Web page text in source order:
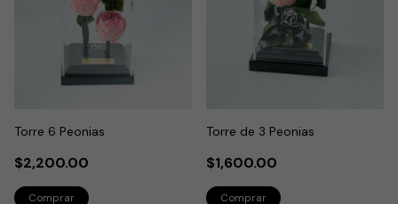
Torre 6 Peonias
$2,200.00
Torre de 3 Peonias
$1,600.00